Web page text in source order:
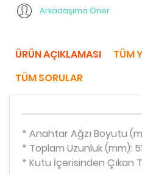
Arkadaşıma Öner
ÜRÜN AÇIKLAMASI
TÜM
TÜM SORULAR
* Anahtar Ağzı Boyutu
* Toplam Uzunluk (mm): 51
* Kutu İçerisinden Çıkan